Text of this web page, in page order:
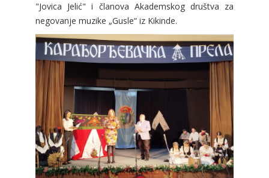
"Jovica Jelić" i članova Akademskog društva za
negovanje muzike „Gusle“ iz Kikinde.